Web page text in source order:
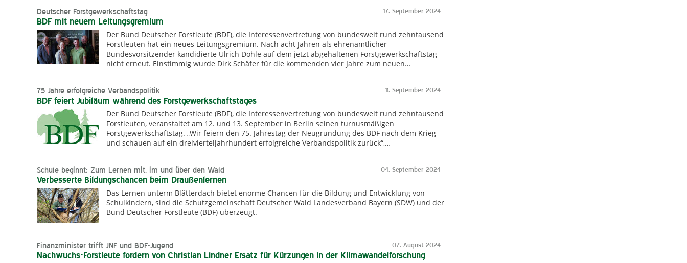
17. September 2024
Deutscher Forstgewerkschaftstag
BDF mit neuem Leitungsgremium
Der Bund Deutscher Forstleute (BDF), die Interessenvertretung von bundesweit rund zehntausend
Forstleuten hat ein neues Leitungsgremium. Nach acht Jahren als ehrenamtlicher
Bundesvorsitzender kandidierte Ulrich Dohle auf dem jetzt abgehaltenen Forstgewerkschaftstag
nicht erneut. Einstimmig wurde Dirk Schäfer für die kommenden vier Jahre zum neuen…
11. September 2024
75 Jahre erfolgreiche Verbandspolitik
BDF feiert Jubiläum während des Forstgewerkschaftstages
Der Bund Deutscher Forstleute (BDF), die Interessenvertretung von bundesweit rund zehntausend
Forstleuten, veranstaltet am 12. und 13. September in Berlin seinen turnusmäßigen
Forstgewerkschaftstag. „Wir feiern den 75. Jahrestag der Neugründung des BDF nach dem Krieg
und schauen auf ein dreivierteljahrhundert erfolgreiche Verbandspolitik zurück“,…
04. September 2024
Schule beginnt: Zum Lernen mit, im und über den Wald
Verbesserte Bildungschancen beim Draußenlernen
Das Lernen unterm Blätterdach bietet enorme Chancen für die Bildung und Entwicklung von
Schulkindern, sind die Schutzgemeinschaft Deutscher Wald Landesverband Bayern (SDW) und der
Bund Deutscher Forstleute (BDF) überzeugt.
07. August 2024
Finanzminister trifft JNF und BDF-Jugend
Nachwuchs-Forstleute fordern von Christian Lindner Ersatz für Kürzungen in der Klimawandelforschung